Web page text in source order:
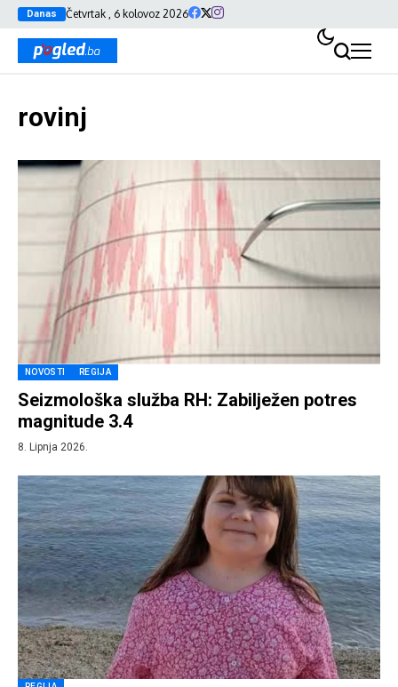
Danas Četvrtak , 6 kolovoz 2026
rovinj
NOVOSTI REGIJA
Seizmološka služba RH: Zabilježen potres
magnitude 3.4
8. Lipnja 2026.